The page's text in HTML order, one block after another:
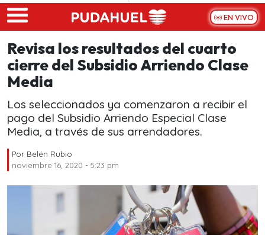
Skip to main content
EN VIVO
Revisa los resultados del cuarto
cierre del Subsidio Arriendo Clase
Media
Los seleccionados ya comenzaron a recibir el
pago del Subsidio Arriendo Especial Clase
Media, a través de sus arrendadores.
Por Belén Rubio
noviembre 16, 2020 - 5:23 pm